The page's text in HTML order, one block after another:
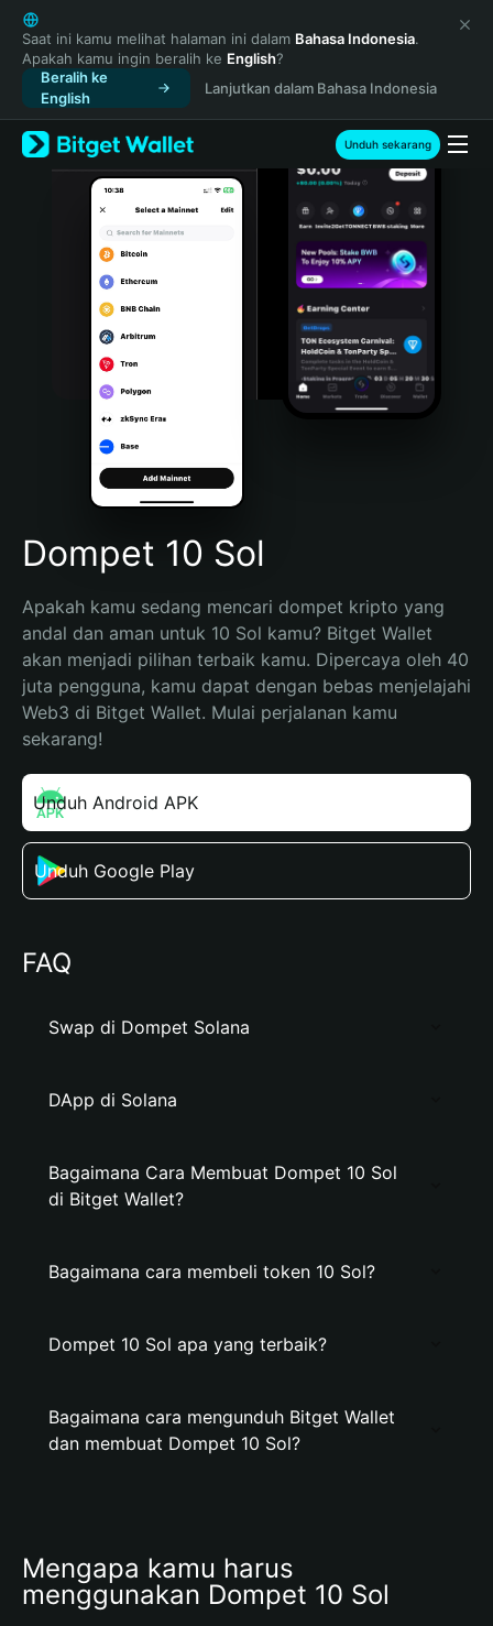
English
日本語
Tiếng Việt
Русский
Español (Latinoamérica)
Türkçe
Italiano
Português (Portugal)
Bahasa Indonesia
Português (Brasil)
Español (Argentina)
Saat ini kamu melihat halaman ini dalam Bahasa Indonesia.
Apakah kamu ingin beralih ke English?
Beralih ke
English
Lanjutkan dalam Bahasa Indonesia
Unduh sekarang
Dompet 10 Sol
Apakah kamu sedang mencari dompet kripto yang
andal dan aman untuk 10 Sol kamu? Bitget Wallet
akan menjadi pilihan terbaik kamu. Dipercaya oleh 40
juta pengguna, kamu dapat dengan bebas menjelajahi
Web3 di Bitget Wallet. Mulai perjalanan kamu
sekarang!
Unduh Android APK
Unduh Google Play
FAQ
Swap di Dompet Solana
DApp di Solana
Bagaimana Cara Membuat Dompet 10 Sol
di Bitget Wallet?
Bagaimana cara membeli token 10 Sol?
Dompet 10 Sol apa yang terbaik?
Bagaimana cara mengunduh Bitget Wallet
dan membuat Dompet 10 Sol?
Mengapa kamu harus
menggunakan Dompet 10 Sol